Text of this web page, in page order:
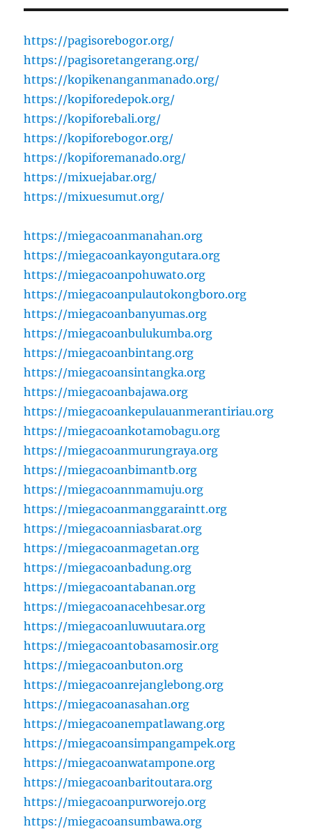
https://pagisorebogor.org/
https://pagisoretangerang.org/
https://kopikenanganmanado.org/
https://kopiforedepok.org/
https://kopiforebali.org/
https://kopiforebogor.org/
https://kopiforemanado.org/
https://mixuejabar.org/
https://mixuesumut.org/
https://miegacoanmanahan.org
https://miegacoankayongutara.org
https://miegacoanpohuwato.org
https://miegacoanpulautokongboro.org
https://miegacoanbanyumas.org
https://miegacoanbulukumba.org
https://miegacoanbintang.org
https://miegacoansintangka.org
https://miegacoanbajawa.org
https://miegacoankepulauanmerantiriau.org
https://miegacoankotamobagu.org
https://miegacoanmurungraya.org
https://miegacoanbimantb.org
https://miegacoannmamuju.org
https://miegacoanmanggaraintt.org
https://miegacoanniasbarat.org
https://miegacoanmagetan.org
https://miegacoanbadung.org
https://miegacoantabanan.org
https://miegacoanacehbesar.org
https://miegacoanluwuutara.org
https://miegacoantobasamosir.org
https://miegacoanbuton.org
https://miegacoanrejanglebong.org
https://miegacoanasahan.org
https://miegacoanempatlawang.org
https://miegacoansimpangampek.org
https://miegacoanwatampone.org
https://miegacoanbaritoutara.org
https://miegacoanpurworejo.org
https://miegacoansumbawa.org